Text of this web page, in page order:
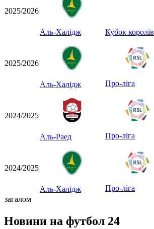
2025/2026
Аль-Халідж Кубок королів
2025/2026
Аль-Халідж Про-ліга
2024/2025
Аль-Раед Про-ліга
2024/2025
Аль-Халідж Про-ліга
загалом
Новини на футбол 24